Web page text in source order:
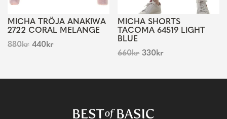
MICHA TRÖJA ANAKIWA
2722 CORAL MELANGE
880kr 440kr
MICHA SHORTS
TACOMA 64519 LIGHT
BLUE
660kr 330kr